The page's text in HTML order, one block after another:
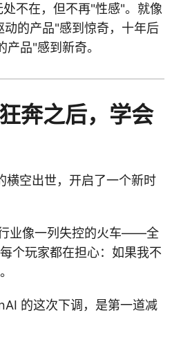
处不在，但不再"性感"。就像
的产品"感到惊奇，十年后
品"感到新奇。
奔之后，学会
空出世，开启了一个新时
业像一列失控的火车——全
个玩家都在担心：如果我不
的这次下调，是第一道减